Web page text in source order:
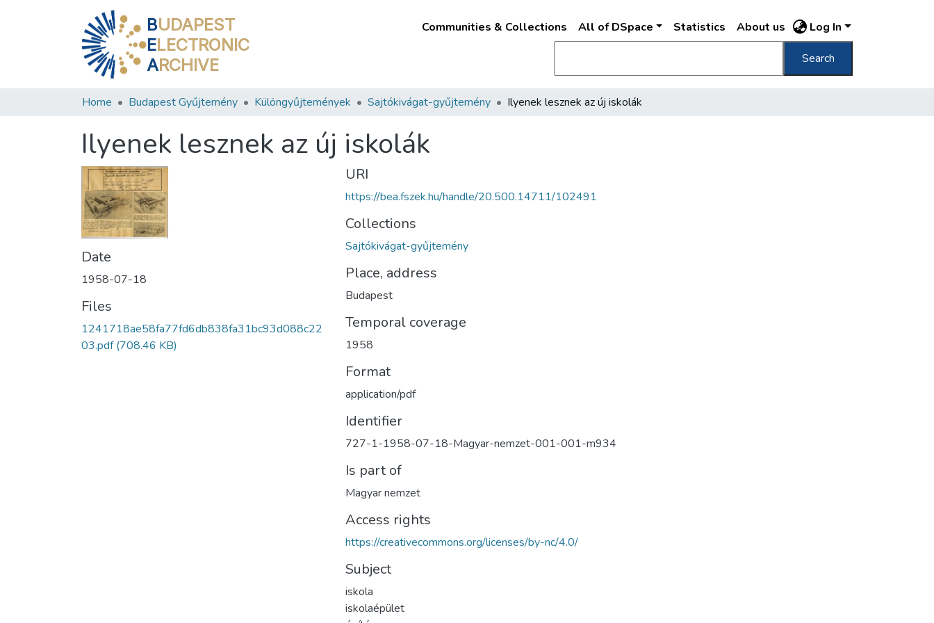
BUDAPEST
ELECTRONIC
ARCHIVE
Communities & Collections All of DSpace Statistics About us Log In
Search
Home Budapest Gyűjtemény Különgyűjtemények Sajtókivágat-gyűjtemény Ilyenek lesznek az új iskolák
Ilyenek lesznek az új iskolák
Date
1958-07-18
Files
1241718ae58fa77fd6db838fa31bc93d088c22
03.pdf(708.46 KB)
URI
https://bea.fszek.hu/handle/20.500.14711/102491
Collections
Sajtókivágat-gyűjtemény
Place, address
Budapest
Temporal coverage
1958
Format
application/pdf
Identifier
727-1-1958-07-18-Magyar-nemzet-001-001-m934
Is part of
Magyar nemzet
Access rights
https://creativecommons.org/licenses/by-nc/4.0/
Subject
iskola
iskolaépület